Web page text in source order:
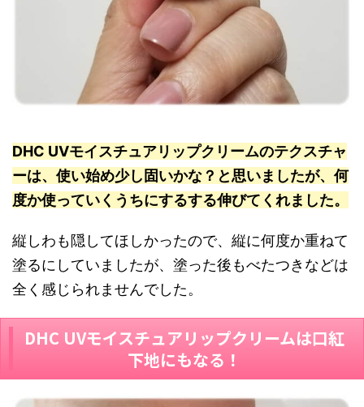
DHC UVモイスチュアリップクリームのテクスチャ
ーは、使い始め少し固いかな？と思いましたが、何
度か使っていくうちにするする伸びてくれました。
縦しわも隠してほしかったので、縦に何度か重ねて
塗るにしていましたが、塗った後もべたつきなどは
全く感じられませんでした。
DHC UVモイスチュアリップクリームは口紅
下地にもなる！